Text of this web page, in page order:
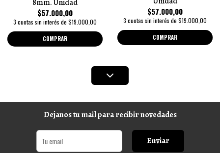
8mm. Unidad
$57.000,00
3 cuotas sin interés de $19.000,00
COMPRAR
$57.000,00
3 cuotas sin interés de $19.000,00
COMPRAR
Dejanos tu mail para recibir novedades
Enviar